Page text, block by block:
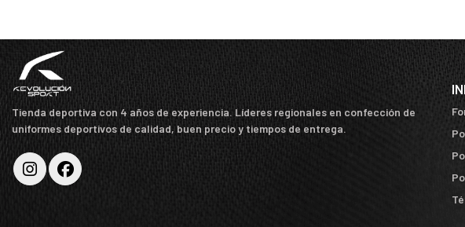
Tienda deportiva con 4 años de experiencia. Líderes regionales en confección de
uniformes deportivos de calidad, buen precio y tiempos de entrega.